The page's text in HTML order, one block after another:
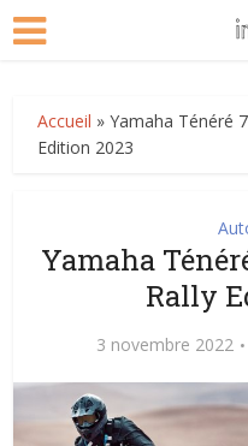
Accueil »Yamaha Ténéré
Edition 2023
Yamaha
Rally
3 novembre 2022